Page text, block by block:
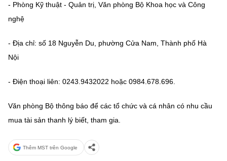
- Phòng Kỹ thuật - Quản trị, Văn phòng Bộ Khoa học và Công
nghệ
- Địa chỉ: số 18 Nguyễn Du, phường Cửa Nam, Thành phố Hà
Nội
- Điện thoại liên: 0243.9432022 hoặc 0984.678.696.
Văn phòng Bộ thông báo để các tổ chức và cá nhân có nhu cầu
mua tài sản thanh lý biết, tham gia.
Thêm MST trên Google